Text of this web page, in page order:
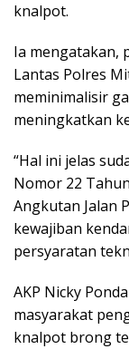
knalpot.
Ia mengatakan,
Lantas Polres
meminimalisir
meningkatkan
“Hal ini jelas
Nomor 22
Angkutan Jalan
kewajiban
persyaratan
AKP Nicky
masyarakat
knalpot brong